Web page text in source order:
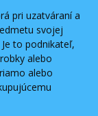
pri uzatváraní a
svojej
to podnikateľ,
alebo
alebo